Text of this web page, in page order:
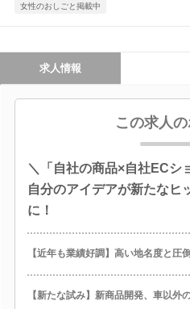
女性のおしごと掲載中
求人情報
この求人
＼「自社の商品×自社ECシ
自分のアイデアが新たなヒ
に！
【近年も業績好調】高い地名度と圧
【新たな試み】新商品開発、車以